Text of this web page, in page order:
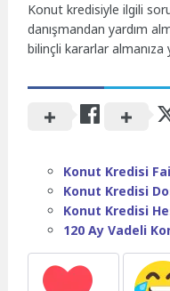
Konut kredisiyle ilgili
danışmandan yardım
bilinçli kararlar almanıza
Konut Kredisi
Konut Kredisi
Konut Kredisi
120 Ay Vadeli